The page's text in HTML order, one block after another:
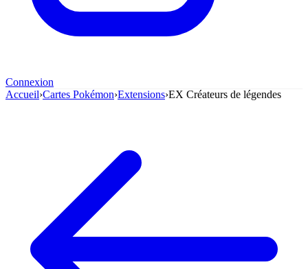
Connexion
Accueil›Cartes Pokémon›Extensions›EX Créateurs de légendes